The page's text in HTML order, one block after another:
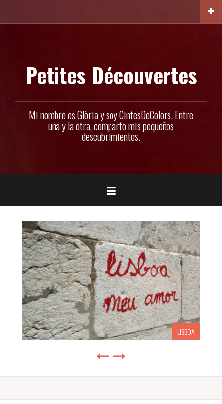
Petites Découvertes
Mi nombre es Glòria y soy CintesDeColors. Entre
una y la otra, comparto mis pequeños
descubrimientos.
LISBOA